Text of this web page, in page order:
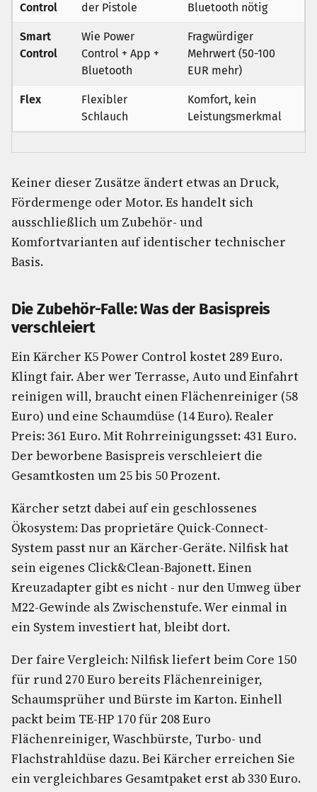
Control
der Pistole
Bluetooth nötig
Smart
Control
Wie Power
Control + App +
Bluetooth
Fragwürdiger
Mehrwert (50-100
EUR mehr)
Flex
Flexibler
Schlauch
Komfort, kein
Leistungsmerkmal
Keiner dieser Zusätze ändert etwas an Druck,
Fördermenge oder Motor. Es handelt sich
ausschließlich um Zubehör- und
Komfortvarianten auf identischer technischer
Basis.
Die Zubehör-Falle: Was der Basispreis
verschleiert
Ein Kärcher K5 Power Control kostet 289 Euro.
Klingt fair. Aber wer Terrasse, Auto und Einfahrt
reinigen will, braucht einen Flächenreiniger (58
Euro) und eine Schaumdüse (14 Euro). Realer
Preis: 361 Euro. Mit Rohrreinigungsset: 431 Euro.
Der beworbene Basispreis verschleiert die
Gesamtkosten um 25 bis 50 Prozent.
Kärcher setzt dabei auf ein geschlossenes
Ökosystem: Das proprietäre Quick-Connect-
System passt nur an Kärcher-Geräte. Nilfisk hat
sein eigenes Click&Clean-Bajonett. Einen
Kreuzadapter gibt es nicht - nur den Umweg über
M22-Gewinde als Zwischenstufe. Wer einmal in
ein System investiert hat, bleibt dort.
Der faire Vergleich: Nilfisk liefert beim Core 150
für rund 270 Euro bereits Flächenreiniger,
Schaumsprüher und Bürste im Karton. Einhell
packt beim TE-HP 170 für 208 Euro
Flächenreiniger, Waschbürste, Turbo- und
Flachstrahldüse dazu. Bei Kärcher erreichen Sie
ein vergleichbares Gesamtpaket erst ab 330 Euro.